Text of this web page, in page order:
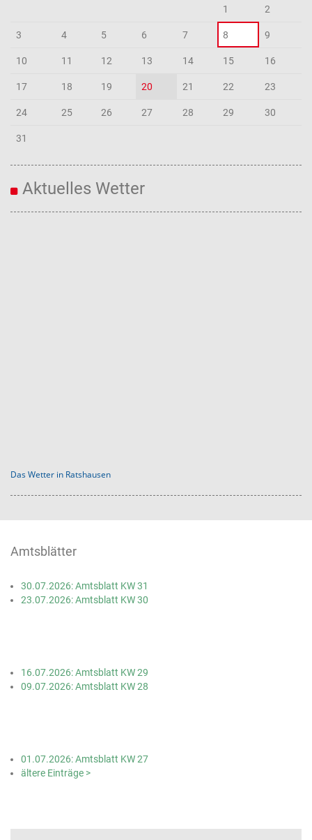
1 2
3 4 5 6 7 8 9
10 11 12 13 14 15 16
17 18 19 20 21 22 23
24 25 26 27 28 29 30
31
Aktuelles Wetter
Das Wetter in Ratshausen
Amtsblätter
30.07.2026: Amtsblatt KW 31
23.07.2026: Amtsblatt KW 30
16.07.2026: Amtsblatt KW 29
09.07.2026: Amtsblatt KW 28
01.07.2026: Amtsblatt KW 27
ältere Einträge >